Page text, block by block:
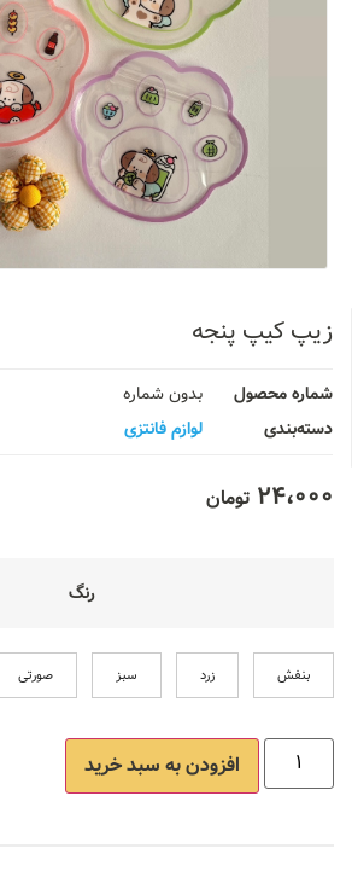
زیپ کیپ پنجه
شماره محصول
بدون شماره
دسته‌بندی
لوازم فانتزی
24،000 تومان
رنگ
بنفش زرد سبز صورتی
افزودن به سبد خرید